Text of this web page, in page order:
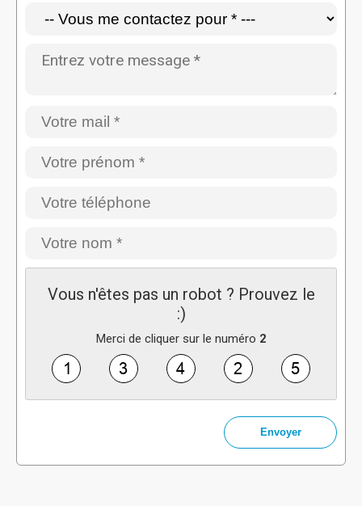
Vous n'êtes pas un robot ? Prouvez le
:)
Merci de cliquer sur le numéro 2